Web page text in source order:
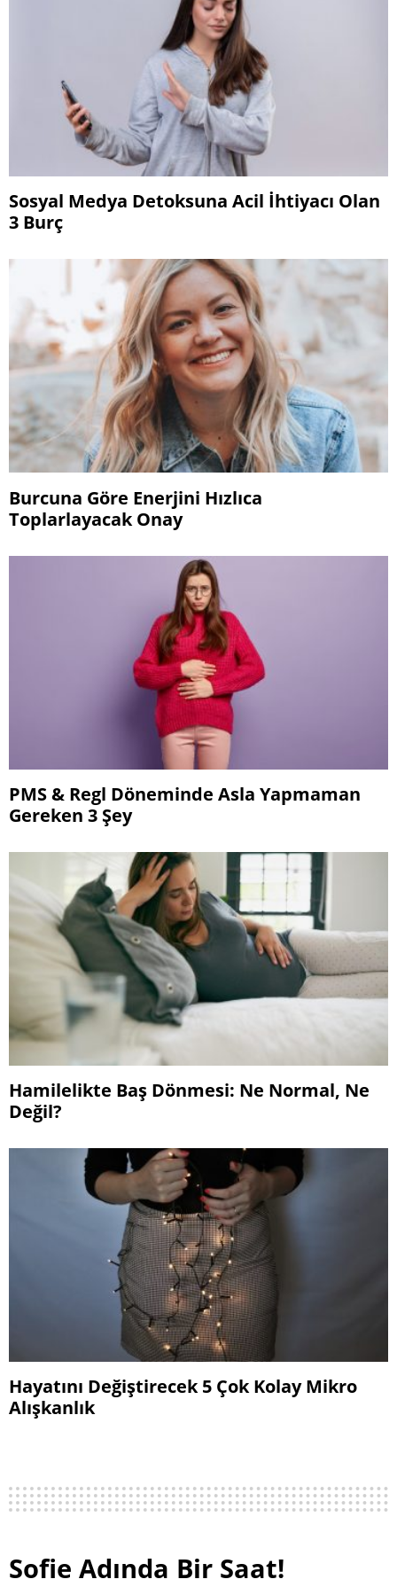
Sosyal Medya Detoksuna Acil İhtiyacı Olan
3 Burç
Burcuna Göre Enerjini Hızlıca
Toplarlayacak Onay
PMS & Regl Döneminde Asla Yapmaman
Gereken 3 Şey
Hamilelikte Baş Dönmesi: Ne Normal, Ne
Değil?
Hayatını Değiştirecek 5 Çok Kolay Mikro
Alışkanlık
Sofie Adında Bir Saat!